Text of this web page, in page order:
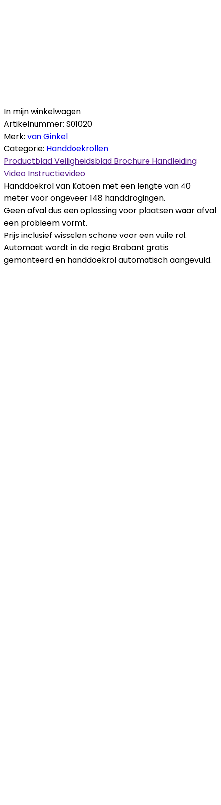
In mijn winkelwagen
Artikelnummer: S01020
Merk: van Ginkel
Categorie: Handdoekrollen
ProductbladVeiligheidsblad Brochure Handleiding
Video Instructievideo
Handdoekrol van Katoen met een lengte van 40
meter voor ongeveer 148 handdrogingen.
Geen afval dus een oplossing voor plaatsen waar afval
een probleem vormt.
Prijs inclusief wisselen schone voor een vuile rol.
Automaat wordt in de regio Brabant gratis
gemonteerd en handdoekrol automatisch aangevuld.